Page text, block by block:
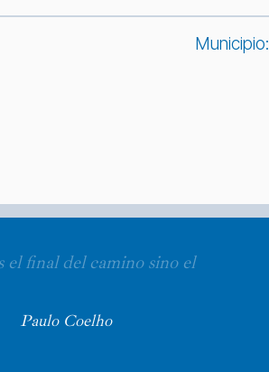
Municipio:
el final del camino sino el
Paulo Coelho